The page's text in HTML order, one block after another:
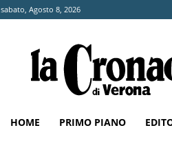
sabato, Agosto 8, 2026
Cronaca
di
Verona
HOME PRIMO PIANO